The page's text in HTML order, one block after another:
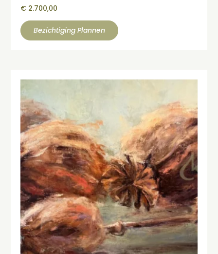
€ 2.700,00
Bezichtiging Plannen